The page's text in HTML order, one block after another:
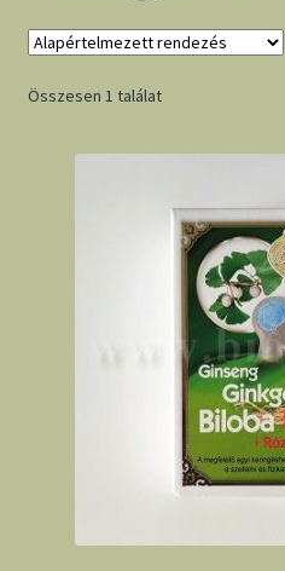
Összesen 1 találat